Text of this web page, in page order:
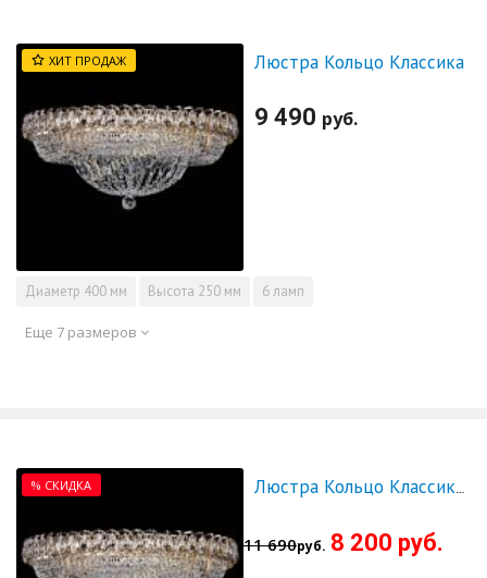
ХИТ ПРОДАЖ Люстра Кольцо Классика
9 490 руб.
Диаметр 400 мм Высота 250 мм 6 ламп
Еще 7 размеров
% СКИДКА Люстра Кольцо Классика 500 мм - СКИДКА!!!
11 690руб. 8 200 руб.